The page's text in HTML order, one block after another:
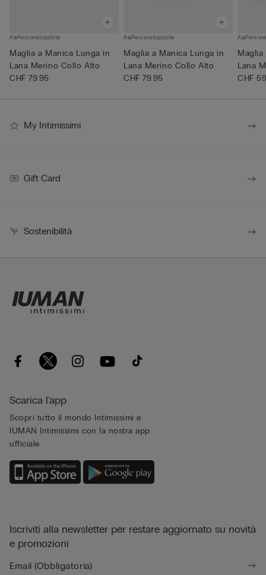
Personalizzabile
Maglia a Manica Lunga in
Lana Merino Collo Alto
CHF 79.95
Personalizzabile
Maglia a Manica Lunga in
Lana Merino Collo Alto
CHF 79.95
Lana
CHF
My Intimissimi
Gift Card
Sostenibilità
Scarica l'app
Scopri tutto il mondo Intimissimi e
IUMAN Intimissimi con la nostra app
ufficiale.
Iscriviti alla newsletter per restare aggiornato su novità
e promozioni